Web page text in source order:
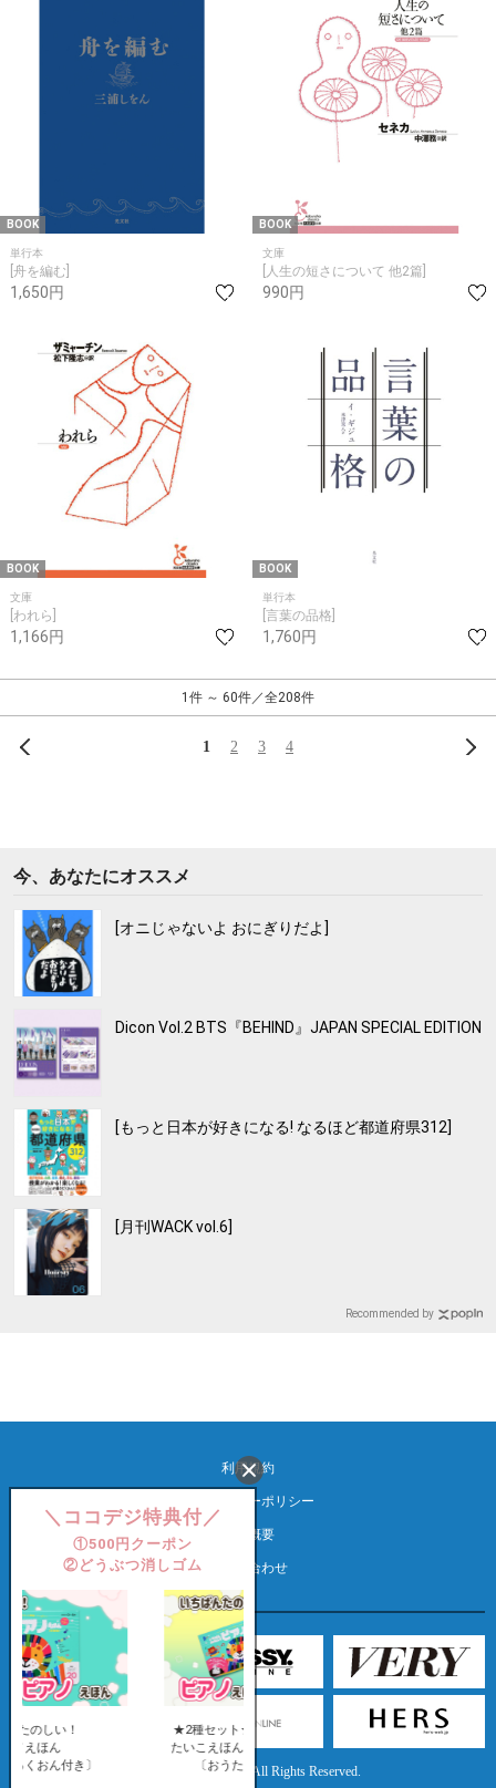
BOOK
単行本
[舟を編む]
1,650円
BOOK
文庫
[人生の短さについて 他2篇]
990円
BOOK
文庫
[われら]
1,166円
BOOK
単行本
[言葉の品格]
1,760円
1件 ～ 60件／全208件
1 2 3 4
今、あなたにオススメ
[オニじゃないよ おにぎりだよ]
Dicon Vol.2 BTS『BEHIND』JAPAN SPECIAL EDITION
[もっと日本が好きになる! なるほど都道府県312]
[月刊WACK vol.6]
Recommended by
利用規約
プライバシーポリシー
会社概要
お問い合わせ
official site
©Kobunsha Co., Ltd. All Rights Reserved.
＼ココデジ特典付／
①500円クーポン
②どうぶつ消しゴム
いちばんたのしい！
〔おうた＆ろくおん付き〕
いちばんたのしい！
ピアノえほん
〔おうた＆ろくおん付き〕